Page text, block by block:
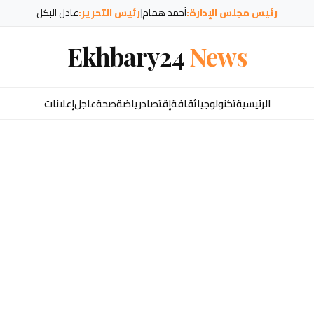
رئيس مجلس الإدارة:أحمد همام|رئيس التحرير:عادل البكل
Ekhbary24News
الرئيسيةتكنولوجياثقافةإقتصادرياضةصحةعاجلإعلانات